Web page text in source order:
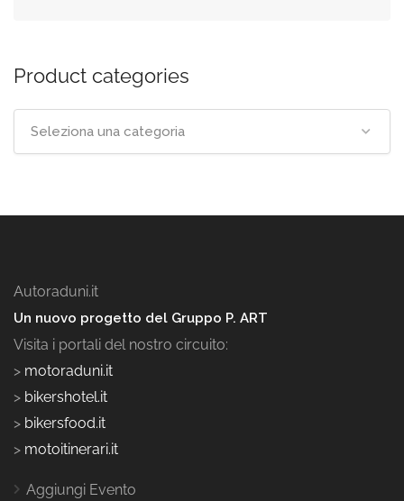
Product categories
Seleziona una categoria
Autoraduni.it
Un nuovo progetto del Gruppo P. ART
Visita i portali del nostro circuito:
> motoraduni.it
> bikershotel.it
> bikersfood.it
> motoitinerari.it
Aggiungi Evento